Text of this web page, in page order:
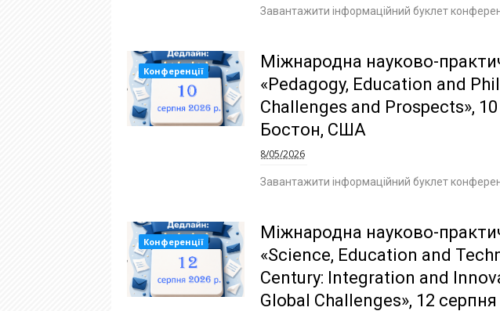
Завантажити інформаційний буклет
Конференції
Міжнародна науково-
«Pedagogy, Education and
Challenges and Prospects»,
Бостон, США
8/05/2026
Завантажити інформаційний буклет
Конференції
Міжнародна науково-
«Science, Education and
Century: Integration and
Global Challenges», 12